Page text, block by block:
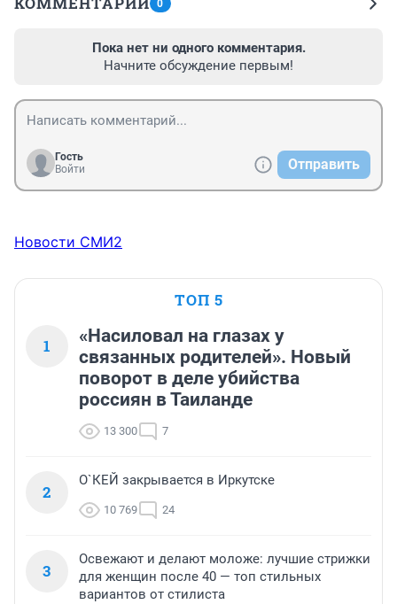
0
Пока нет ни одного комментария.
Начните обсуждение первым!
Гость
Войти
Отправить
Новости СМИ2
ТОП 5
1
«Насиловал на глазах у
связанных родителей». Новый
поворот в деле убийства
россиян в Таиланде
13 300 7
2
О`КЕЙ закрывается в Иркутске
10 769 24
3
Освежают и делают моложе: лучшие стрижки
для женщин после 40 — топ стильных
вариантов от стилиста